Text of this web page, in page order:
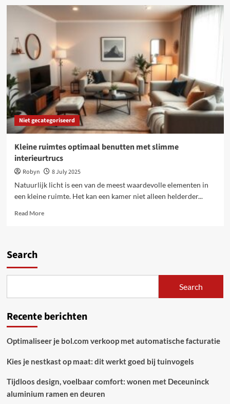
Ontdek
de
veelzijdigheid
EPDM
dakbedekking
Niet gecategoriseerd
Kleine ruimtes optimaal benutten met slimme
interieurtrucs
Robyn
8 July 2025
Natuurlijk licht is een van de meest waardevolle elementen in
een kleine ruimte. Het kan een kamer niet alleen helderder...
Read MoreRead
interieurtrucs
Search
Search
Recente berichten
Optimaliseer je bol.com verkoop met automatische facturatie
Kies je nestkast op maat: dit werkt goed bij tuinvogels
Tijdloos design, voelbaar comfort: wonen met Deceuninck
aluminium ramen en deuren